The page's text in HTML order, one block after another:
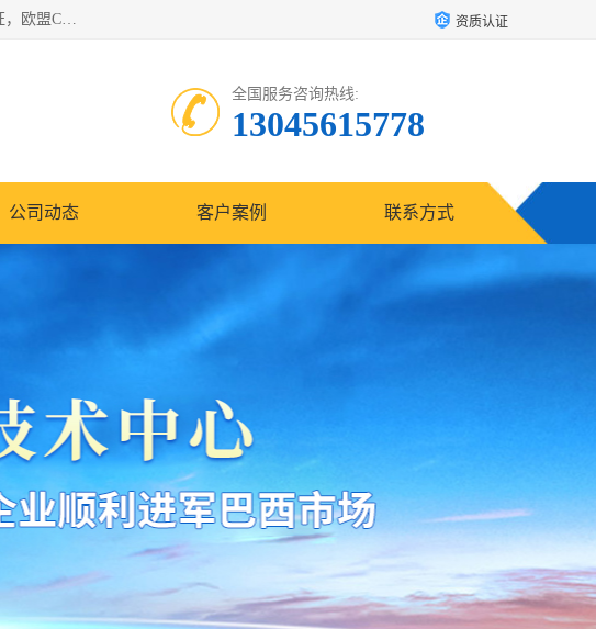
*是一家的测试、评估、检查与认机构，主要从事巴西NR10认证、NR12认证、NR13认证；ANATEL认证、INMTRO认证，欧盟CE认证：MD认证，PED认证，MID认证，ATEX认证，德国蓝色天使认证。 资质认证
全国服务咨询热线:
13045615778
公司动态 客户案例 联系方式